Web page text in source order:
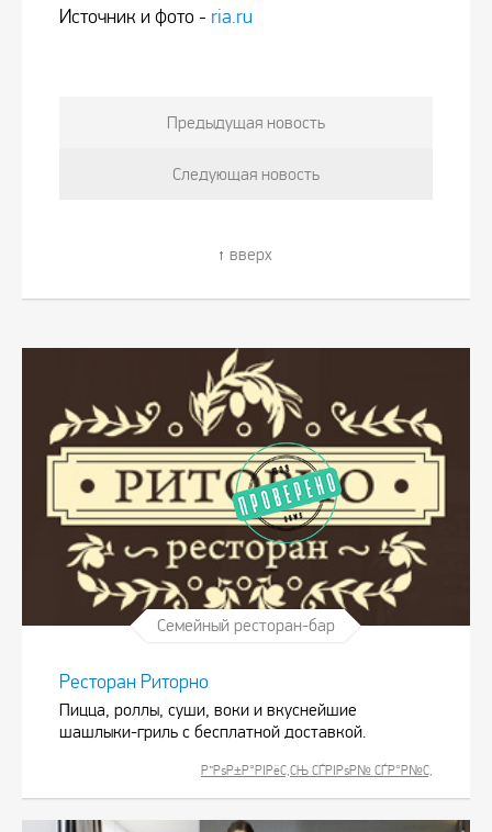
Источник и фото - ria.ru
Предыдущая новость
Следующая новость
вверх
Семейный ресторан-бар
Ресторан Риторно
Пицца, роллы, суши, воки и вкуснейшие
шашлыки-гриль с бесплатной доставкой.
Р”РѕР±Р°РІРёС‚СЊ СЃРІРѕР№ СЃР°Р№С‚